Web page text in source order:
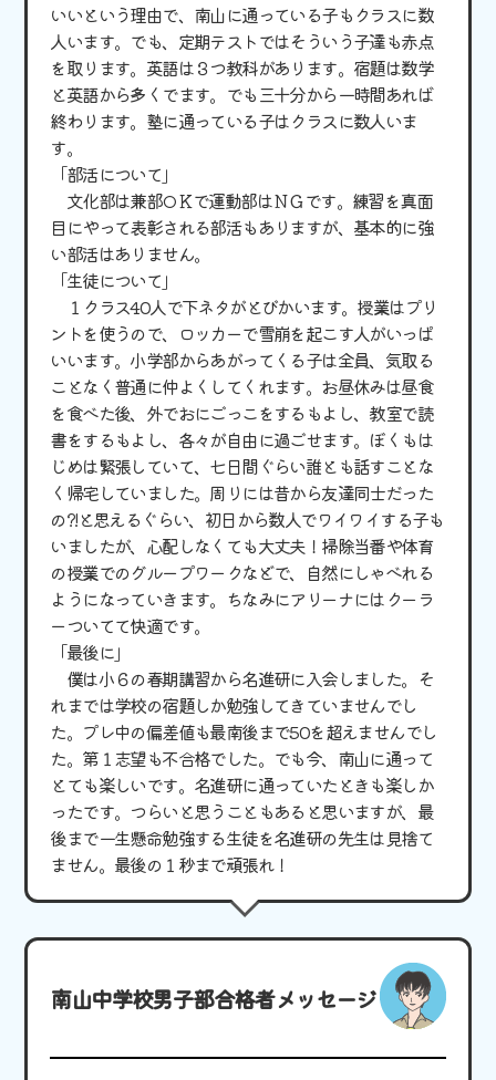
いいという理由で、南山に通っている子もクラスに数
人います。でも、定期テストではそういう子達も赤点
を取ります。英語は３つ教科があります。宿題は数学
と英語から多くでます。でも三十分から一時間あれば
終わります。塾に通っている子はクラスに数人いま
す。
「部活について」
文化部は兼部ОＫで運動部はＮＧです。練習を真面
目にやって表彰される部活もありますが、基本的に強
い部活はありません。
「生徒について」
１クラス40人で下ネタがとびかいます。授業はプリ
ントを使うので、ロッカーで雪崩を起こす人がいっぱ
いいます。小学部からあがってくる子は全員、気取る
ことなく普通に仲よくしてくれます。お昼休みは昼食
を食べた後、外でおにごっこをするもよし、教室で読
書をするもよし、各々が自由に過ごせます。ぼくもは
じめは緊張していて、七日間ぐらい誰とも話すことな
く帰宅していました。周りには昔から友達同士だった
の?!と思えるぐらい、初日から数人でワイワイする子も
いましたが、心配しなくても大丈夫！掃除当番や体育
の授業でのグループワークなどで、自然にしゃべれる
ようになっていきます。ちなみにアリーナにはクーラ
ーついてて快適です。
「最後に」
僕は小６の春期講習から名進研に入会しました。そ
れまでは学校の宿題しか勉強してきていませんでし
た。プレ中の偏差値も最南後まで50を超えませんでし
た。第１志望も不合格でした。でも今、南山に通って
とても楽しいです。名進研に通っていたときも楽しか
ったです。つらいと思うこともあると思いますが、最
後まで一生懸命勉強する生徒を名進研の先生は見捨て
ません。最後の１秒まで頑張れ！
南山中学校男子部合格者メッセージ